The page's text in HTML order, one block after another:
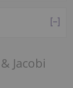
Jacobi